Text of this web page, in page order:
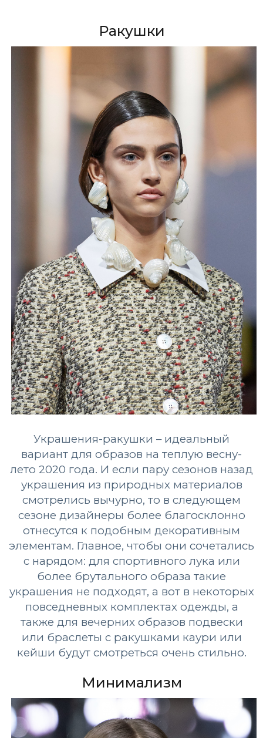
Ракушки
Украшения-ракушки – идеальный
вариант для образов на теплую весну-
лето 2020 года. И если пару сезонов назад
украшения из природных материалов
смотрелись вычурно, то в следующем
сезоне дизайнеры более благосклонно
отнесутся к подобным декоративным
элементам. Главное, чтобы они сочетались
с нарядом: для спортивного лука или
более брутального образа такие
украшения не подходят, а вот в некоторых
повседневных комплектах одежды, а
также для вечерних образов подвески
или браслеты с ракушками каури или
кейши будут смотреться очень стильно.
Минимализм